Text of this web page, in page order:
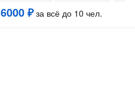
6000 ₽за всё до 10 чел.